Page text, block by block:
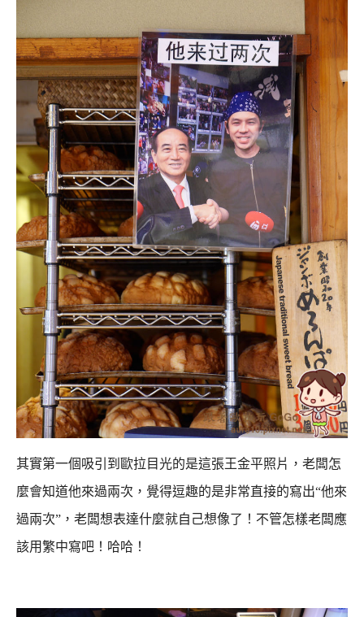
其實第一個吸引到歐拉目光的是這張王金平照片，老闆怎
麼會知道他來過兩次， 覺得逗趣的是非常直接的寫出“他來
過兩次”，老闆想表達什麼就自己想像了！ 不管怎樣老闆應
該用繁中寫吧！哈哈！